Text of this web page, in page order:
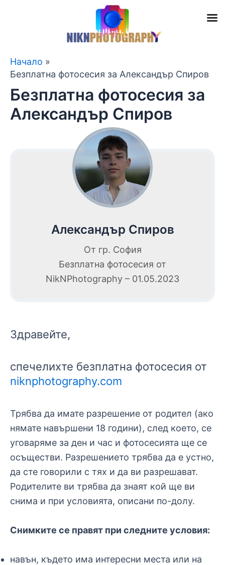
Skip
content
Начало
Безплатна фотосесия за Александър Спиров
Безплатна фотосесия за
Александър Спиров
Александър Спиров
От гр. София
Безплатна фотосесия от
NikNPhotography – 01.05.2023
Здравейте,
спечелихте безплатна фотосесия от
niknphotography.com
Трябва да имате разрешение от родител (ако
нямате навършени 18 години), след което, се
уговаряме за ден и час и фотосесията ще се
осъществи. Разрешението трябва да е устно,
да сте говорили с тях и да ви разрешават.
Родителите ви трябва да знаят кой ще ви
снима и при условията, описани по-долу.
Снимките се правят при следните условия:
навън, където има интересни места или на